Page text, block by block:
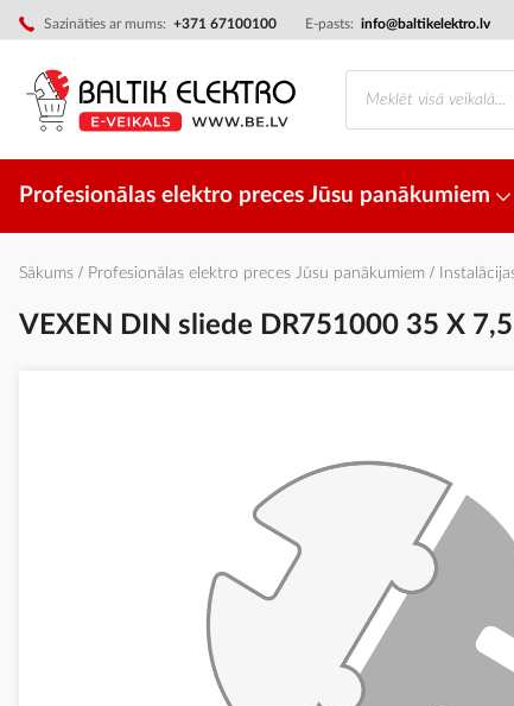
Sazināties ar mums: +371 67100100 E-pasts: info@baltikelektro.lv
Skip
to
Content
Profesionālas elektro preces Jūsu panākumiem
Sākums Profesionālas elektro preces Jūsu panākumiem
VEXEN DIN sliede DR751000 35 X